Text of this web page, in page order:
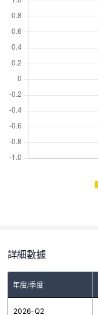
詳細數據
年度/季度
2026-Q2